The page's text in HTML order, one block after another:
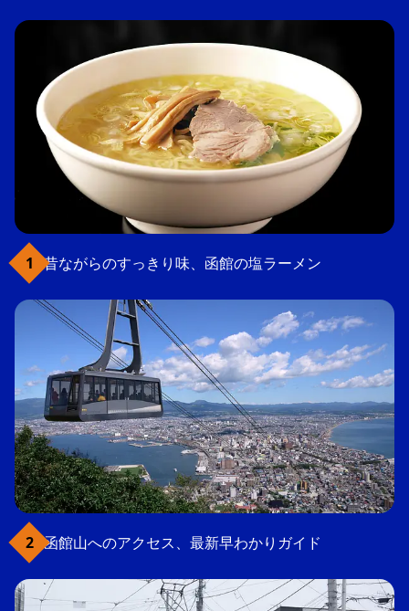
昔ながらのすっきり味、函館の塩ラーメン
函館山へのアクセス、最新早わかりガイド